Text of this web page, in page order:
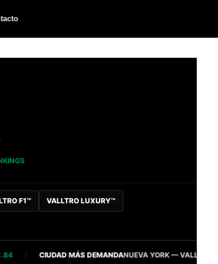
F1™ VALLTRO LUXURY™
CIUDAD MÁS DEMANDANUEVA YORK — VALLTRO